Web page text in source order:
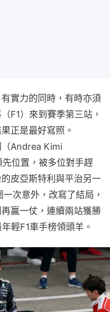
實力的同時，有時亦須
F1）來到賽季第三站，
正是最好寫照。
Andrea Kimi
位置，被多位對手趕
皮亞斯特利與平治另一
次意外，改寫了結局，
贏一仗，連續兩站獲勝
輕F1車手榜領頭羊。